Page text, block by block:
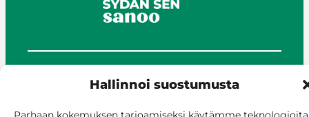
Hallinnoi suostumusta
© Siilinjärvi 2025